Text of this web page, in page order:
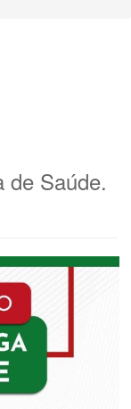
de Saúde.